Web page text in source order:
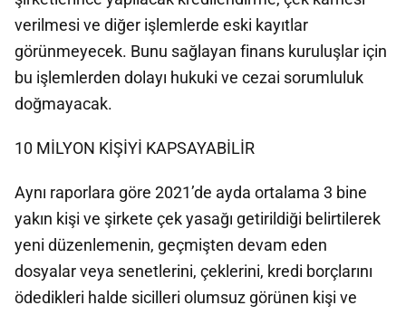
verilmesi ve diğer işlemlerde eski kayıtlar
görünmeyecek. Bunu sağlayan finans kuruluşlar için
bu işlemlerden dolayı hukuki ve cezai sorumluluk
doğmayacak.
10 MİLYON KİŞİYİ KAPSAYABİLİR
Aynı raporlara göre 2021’de ayda ortalama 3 bine
yakın kişi ve şirkete çek yasağı getirildiği belirtilerek
yeni düzenlemenin, geçmişten devam eden
dosyalar veya senetlerini, çeklerini, kredi borçlarını
ödedikleri halde sicilleri olumsuz görünen kişi ve